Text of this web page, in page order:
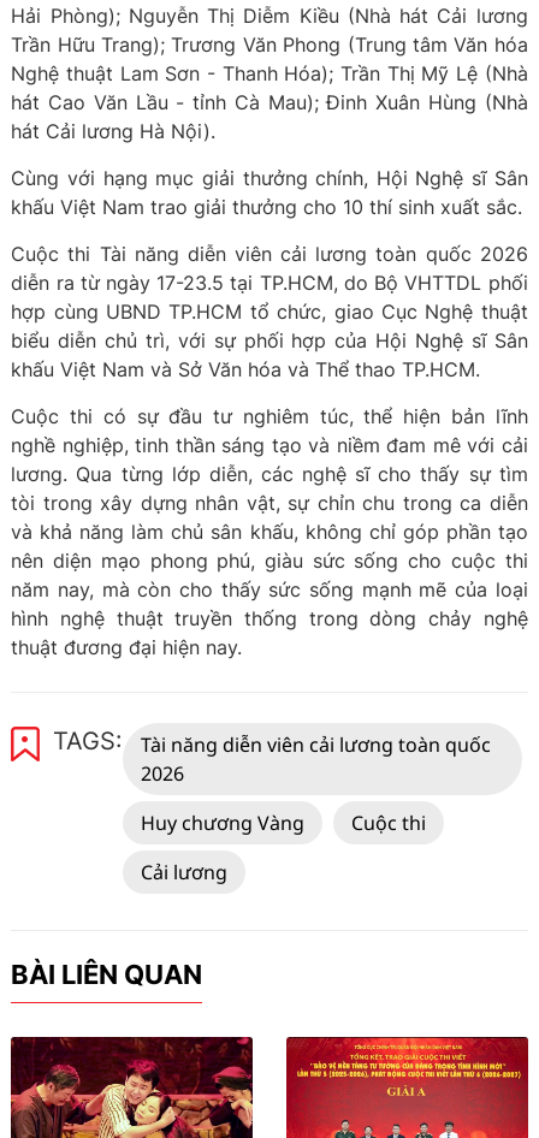
Hải Phòng); Nguyễn Thị Diễm Kiều (Nhà hát Cải lương
Trần Hữu Trang); Trương Văn Phong (Trung tâm Văn hóa
Nghệ thuật Lam Sơn - Thanh Hóa); Trần Thị Mỹ Lệ (Nhà
hát Cao Văn Lầu - tỉnh Cà Mau); Đinh Xuân Hùng (Nhà
hát Cải lương Hà Nội).
Cùng với hạng mục giải thưởng chính, Hội Nghệ sĩ Sân
khấu Việt Nam trao giải thưởng cho 10 thí sinh xuất sắc.
Cuộc thi Tài năng diễn viên cải lương toàn quốc 2026
diễn ra từ ngày 17-23.5 tại TP.HCM, do Bộ VHTTDL phối
hợp cùng UBND TP.HCM tổ chức, giao Cục Nghệ thuật
biểu diễn chủ trì, với sự phối hợp của Hội Nghệ sĩ Sân
khấu Việt Nam và Sở Văn hóa và Thể thao TP.HCM.
Cuộc thi có sự đầu tư nghiêm túc, thể hiện bản lĩnh
nghề nghiệp, tinh thần sáng tạo và niềm đam mê với cải
lương. Qua từng lớp diễn, các nghệ sĩ cho thấy sự tìm
tòi trong xây dựng nhân vật, sự chỉn chu trong ca diễn
và khả năng làm chủ sân khấu, không chỉ góp phần tạo
nên diện mạo phong phú, giàu sức sống cho cuộc thi
năm nay, mà còn cho thấy sức sống mạnh mẽ của loại
hình nghệ thuật truyền thống trong dòng chảy nghệ
thuật đương đại hiện nay.
TAGS:
Tài năng diễn viên cải lương toàn quốc
2026
Huy chương Vàng
Cuộc thi
Cải lương
BÀI LIÊN QUAN